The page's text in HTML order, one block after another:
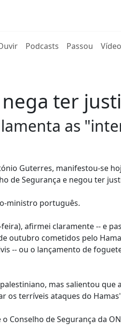
(current)
Podcasts Passou
ter
as
Guterres, manifestou-se
de Segurança e negou ter
ministro português.
afirmei claramente -- e
outubro cometidos pelo
-- ou o lançamento de
mas salientou que
os terríveis ataques do
de Segurança da